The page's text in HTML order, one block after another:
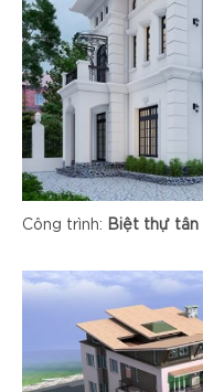
Công trình: Biệt thự tân